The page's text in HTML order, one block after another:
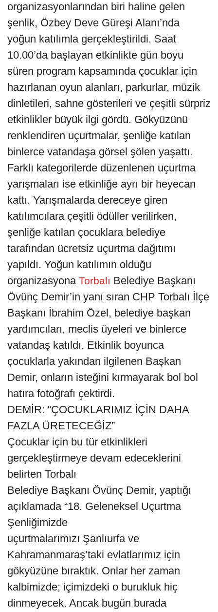
organizasyonlarından biri haline gelen
şenlik, Özbey Deve Güreşi Alanı’nda
yoğun katılımla gerçekleştirildi. Saat
10.00’da başlayan etkinlikte gün boyu
süren program kapsamında çocuklar için
hazırlanan oyun alanları, parkurlar, müzik
dinletileri, sahne gösterileri ve çeşitli sürpriz
etkinlikler büyük ilgi gördü. Gökyüzünü
renklendiren uçurtmalar, şenliğe katılan
binlerce vatandaşa görsel şölen yaşattı.
Farklı kategorilerde düzenlenen uçurtma
yarışmaları ise etkinliğe ayrı bir heyecan
kattı. Yarışmalarda dereceye giren
katılımcılara çeşitli ödüller verilirken,
şenliğe katılan çocuklara belediye
tarafından ücretsiz uçurtma dağıtımı
yapıldı. Yoğun katılımın olduğu
organizasyona Torbalı Belediye Başkanı
Övünç Demir’in yanı sıran CHP Torbalı İlçe
Başkanı İbrahim Özel, belediye başkan
yardımcıları, meclis üyeleri ve binlerce
vatandaş katıldı. Etkinlik boyunca
çocuklarla yakından ilgilenen Başkan
Demir, onların isteğini kırmayarak bol bol
hatıra fotoğrafı çektirdi.
DEMİR: “ÇOCUKLARIMIZ İÇİN DAHA
FAZLA ÜRETECEĞİZ”
Çocuklar için bu tür etkinlikleri
gerçekleştirmeye devam edeceklerini
belirten Torbalı
Belediye Başkanı Övünç Demir, yaptığı
açıklamada “18. Geleneksel Uçurtma
Şenliğimizde
uçurtmalarımızı Şanlıurfa ve
Kahramanmaraş’taki evlatlarımız için
gökyüzüne bıraktık. Onlar her zaman
kalbimizde; içimizdeki o burukluk hiç
dinmeyecek. Ancak bugün burada